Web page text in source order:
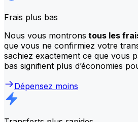
Frais plus bas
Nous vous montrons tous les
que vous ne confirmiez votre
sachiez exactement ce que vous
bas signifient plus d’économies
Dépensez moins